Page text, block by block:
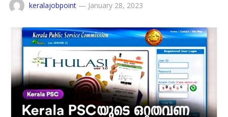
keralajobpoint— January 28, 2023